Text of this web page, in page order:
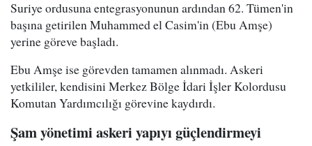
Suriye ordusuna entegrasyonunun ardından 62. Tümen'in
başına getirilen Muhammed el Casim'in (Ebu Amşe)
yerine göreve başladı.
Ebu Amşe ise görevden tamamen alınmadı. Askeri
yetkililer, kendisini Merkez Bölge İdari İşler Kolordusu
Komutan Yardımcılığı görevine kaydırdı.
Şam yönetimi askeri yapıyı güçlendirmeyi